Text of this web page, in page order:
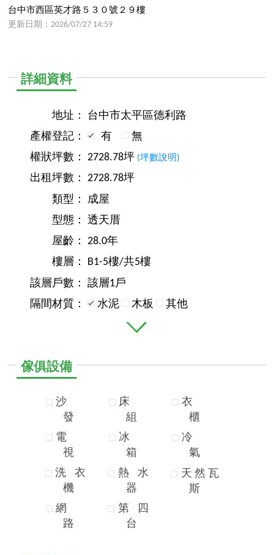
台中市西區英才路５３０號２９樓
更新日期：2026/07/27 14:59
詳細資料
地址：
台中市太平區德利路
產權登記：
有
無
權狀坪數：
2728.78坪 (坪數說明)
出租坪數：
2728.78坪
類型：
成屋
型態：
透天厝
屋齡：
28.0年
樓層：
B1-5樓/共5樓
該層戶數：
該層1戶
隔間材質：
水泥 木板 其他
傢俱設備
沙
發
電
視
洗
衣
機
網
路
床
組
冰
箱
熱
水
器
第
四
台
衣
櫃
冷
氣
天 然 瓦
斯